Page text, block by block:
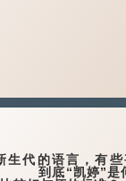
代的语言，有些
到底“凯婷”是